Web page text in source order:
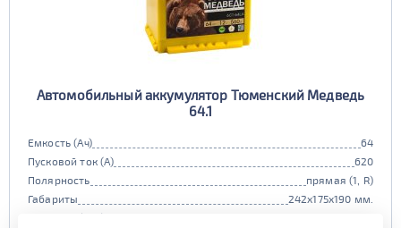
Автомобильный аккумулятор Тюменский Медведь
64.1
Емкость (Ач)
64
Пусковой ток (А)
620
Полярность
прямая (1, R)
Габариты
242x175x190 мм.
Гарантия (мес)